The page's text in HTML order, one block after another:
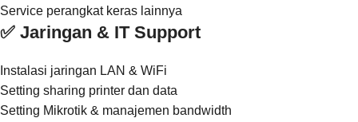
Service perangkat keras lainnya
✅ Jaringan & IT Support
Instalasi jaringan LAN & WiFi
Setting sharing printer dan data
Setting Mikrotik & manajemen bandwidth